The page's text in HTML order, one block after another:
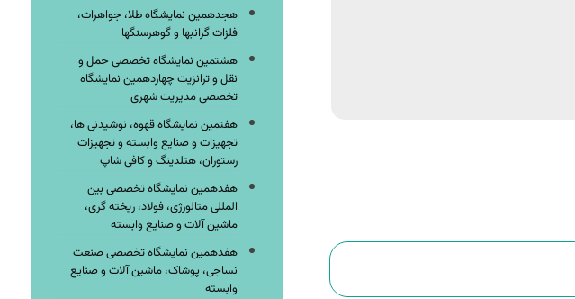
هجدهمین نمایشگاه طلا، جواهرات،
فلزات گرانبها و گوهرسنگها
هشتمین نمایشگاه تخصصی حمل و
نقل و ترانزیت چهاردهمین نمایشگاه
تخصصی مدیریت شهری
هفتمین نمایشگاه قهوه، نوشیدنی ها،
تجهیزات و صنایع وابسته و تجهیزات
رستوران، هتلدینگ و کافی شاپ
هفدهمین نمایشگاه تخصصی بین
المللی متالورژی، فولاد، ریخته گری،
ماشین آلات و صنایع وابسته
هفدهمین نمایشگاه تخصصی صنعت
نساجی، پوشاک، ماشین آلات و صنایع
وابسته